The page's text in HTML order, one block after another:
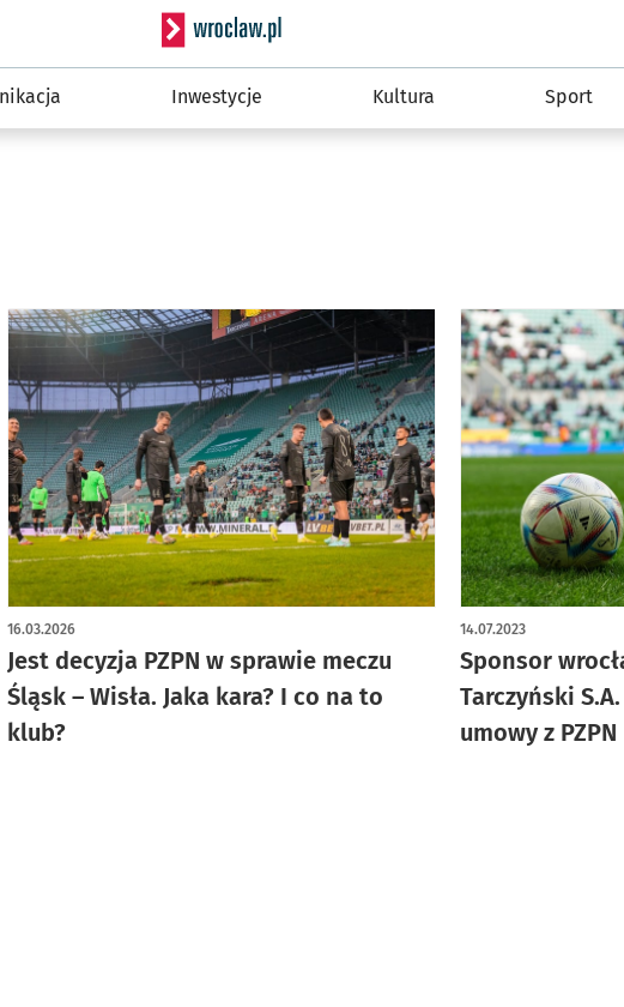
Serwis informacyjny wroclaw.pl
Inwestycje Kultura Sport
Jest decyzja PZPN w sprawie meczu
Śląsk – Wisła. Jaka kara? I co na to
klub?
16.03.2026
Sponsor
Tarczyński
umowy z PZPN
14.07.2023